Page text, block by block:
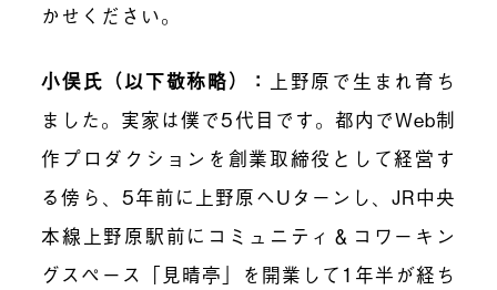
かせください。
小俣氏（以下敬称略）： 上野原で生まれ育ち
ました。実家は僕で5代目です。都内でWeb制
作プロダクションを創業取締役として経営す
る傍ら、5年前に上野原へUターンし、JR中央
本線上野原駅前にコミュニティ＆コワーキン
グスペース「見晴亭」を開業して1年半が経ち